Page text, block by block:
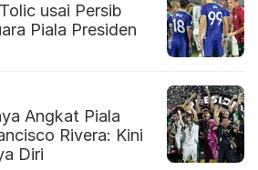
usai Persib
Piala Presiden
Angkat Piala
Rivera: Kini
Diri